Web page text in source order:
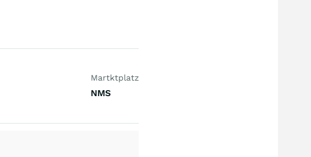
Martktplatz
NMS